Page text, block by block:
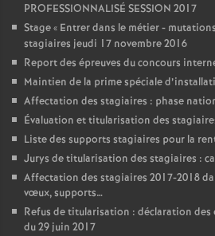
PROFESSIONNALISÉ SESSION 2017
Stage « Entrer dans le métier -
stagiaires jeudi 17 novembre 2016
Report des épreuves du concours
Maintien de la prime spéciale
Affectation des stagiaires : phase
Évaluation et titularisation des
Liste des supports stagiaires pour la
Jurys de titularisation des stagiaires :
Affectation des stagiaires 2017-2018
vœux, supports…
Refus de titularisation : déclaration des
du 29 juin 2017